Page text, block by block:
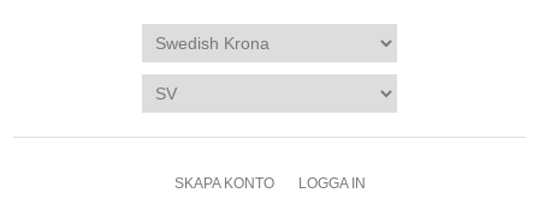
SKAPA KONTO LOGGA IN